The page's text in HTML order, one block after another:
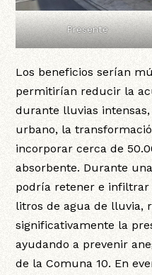
Presente
Los beneficios serían
permitirían reducir la
durante lluvias
urbano, la
incorporar cerca de
absorbente. Durante
podría retener e infiltrar
litros de agua de lluvia,
significativamente la
ayudando a prevenir
de la Comuna 10. En